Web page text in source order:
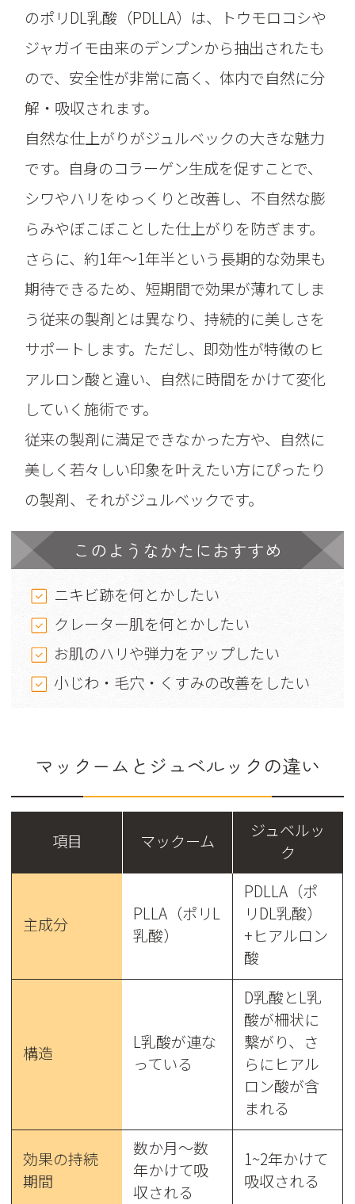
のポリDL乳酸（PDLLA）は、トウモロコシや
ジャガイモ由来のデンプンから抽出されたも
ので、安全性が非常に高く、体内で自然に分
解・吸収されます。
自然な仕上がりがジュルベックの大きな魅力
です。自身のコラーゲン生成を促すことで、
シワやハリをゆっくりと改善し、不自然な膨
らみやぼこぼことした仕上がりを防ぎます。
さらに、約1年～1年半という長期的な効果も
期待できるため、短期間で効果が薄れてしま
う従来の製剤とは異なり、持続的に美しさを
サポートします。ただし、即効性が特徴のヒ
アルロン酸と違い、自然に時間をかけて変化
していく施術です。
従来の製剤に満足できなかった方や、自然に
美しく若々しい印象を叶えたい方にぴったり
の製剤、それがジュルベックです。
このようなかたにおすすめ
ニキビ跡を何とかしたい
クレーター肌を何とかしたい
お肌のハリや弾力をアップしたい
小じわ・毛穴・くすみの改善をしたい
マックームとジュベルックの違い
項目 マックーム
ジュベルッ
ク
主成分
PLLA（ポリL
乳酸）
PDLLA（ポ
リDL乳酸）
+ヒアルロン
酸
構造
L乳酸が連な
っている
D乳酸とL乳
酸が柵状に
繋がり、さ
らにヒアル
ロン酸が含
まれる
効果の持続
期間
数か月～数
年かけて吸
収される
1~2年かけて
吸収される